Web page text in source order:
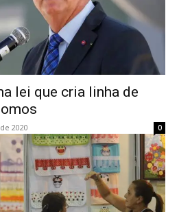
lei que cria linha de
2020 0